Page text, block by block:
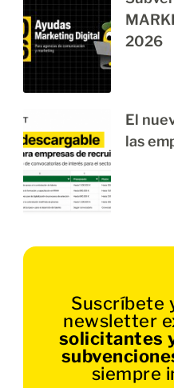
2026
El
las
Suscríbete
newsletter
solicitantes
siempre